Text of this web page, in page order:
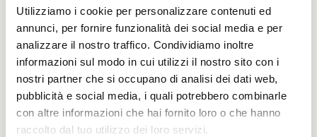
Utilizziamo i cookie per personalizzare contenuti ed
annunci, per fornire funzionalità dei social media e per
analizzare il nostro traffico. Condividiamo inoltre
informazioni sul modo in cui utilizzi il nostro sito con i
nostri partner che si occupano di analisi dei dati web,
pubblicità e social media, i quali potrebbero combinarle
con altre informazioni che hai fornito loro o che hanno
raccolto dal tuo utilizzo dei loro servizi.
che richiedevano lo spostamento della
vecchia cassaforte. Trujillo Soto chiamò un
fabbro per aprire la cassaforte, il cui
contenuto venne poi inventariato dal
personale. Confrontando il diario con la sua
riproduzione, il personale si rese conto che
mancavano sei fogli. Dai documenti che
Trujillo Soto include nel suo post, ed